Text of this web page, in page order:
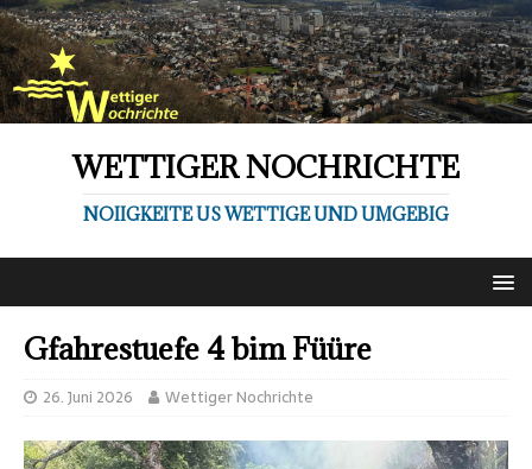
WETTIGER NOCHRICHTE
NOIIGKEITE US WETTIGE UND UMGEBIG
Gfahrestuefe 4 bim Füüre
26. Juni 2026 Wettiger Nochrichte